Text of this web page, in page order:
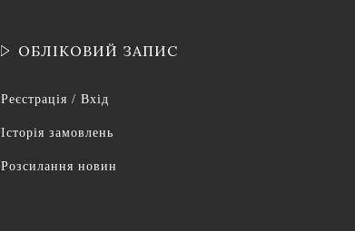
ОБЛІКОВИЙ ЗАПИС
Реєстрація / Вхід
Історія замовлень
Розсилання новин